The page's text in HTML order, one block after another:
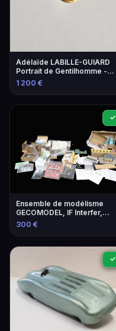
Adélaïde LABILLE-GUIARD
Portrait de Gentilhomme -
Estimation 800-1200€
1 200 €
✓
Ensemble de modélisme
GECOMODEL, IF Interfer,
Jouef, Marklin - Locomotives
300 €
✓